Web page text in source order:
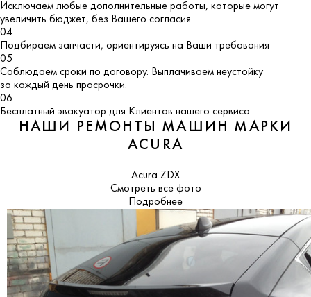
Исключаем любые дополнительные работы, которые могут
увеличить бюджет, без Вашего согласия
04
Подбираем запчасти, ориентируясь на Ваши требования
05
Соблюдаем сроки по договору. Выплачиваем неустойку
за каждый день просрочки.
06
Бесплатный эвакуатор для Клиентов нашего сервиса
НАШИ РЕМОНТЫ МАШИН МАРКИ
ACURA
Acura ZDX
Смотреть все фото
Подробнее